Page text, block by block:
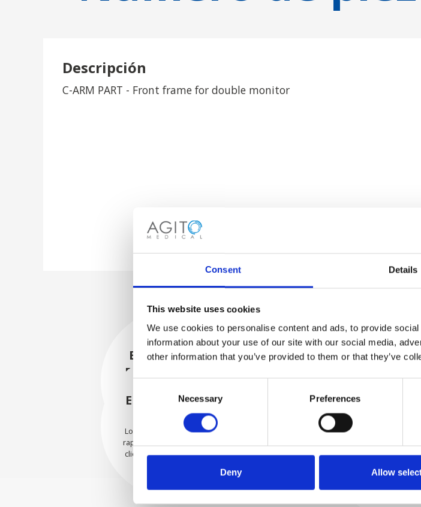
Consent Details
This website uses cookies
We use cookies to personalise content and ads, to provide
information about your use of our site with our social media,
other information that you’ve provided to them or that they’ve
Necessary Preferences
Deny Allow
Descripción
C-ARM PART - Front frame for double monitor
control de
Comenzamos por
cuidadosamente
imágenes de alta
Todas las piezas
rigurosamente en
garantizar que la
las
EMBALADO DE
FORMA SEGURA
empaqueta de forma segura
ENVIAMOS CON
CONFIANZA
Los pedidos se envían con
rapidez a nuestros valiosos
clientes en todo el mundo.